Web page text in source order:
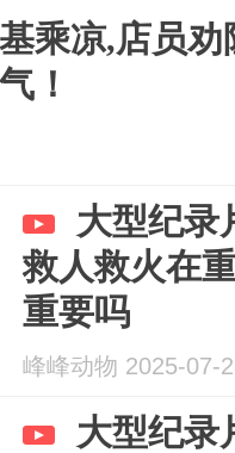
乘凉,店员
！
大型纪录
救人救火在
重要吗
峰峰动物 2025-07-
大型纪录